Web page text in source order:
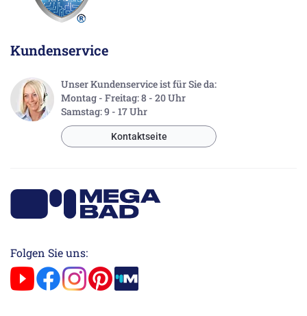
Kundenservice
Unser Kundenservice ist für Sie da:
Montag - Freitag: 8 - 20 Uhr
Samstag: 9 - 17 Uhr
Kontaktseite
Folgen Sie uns: